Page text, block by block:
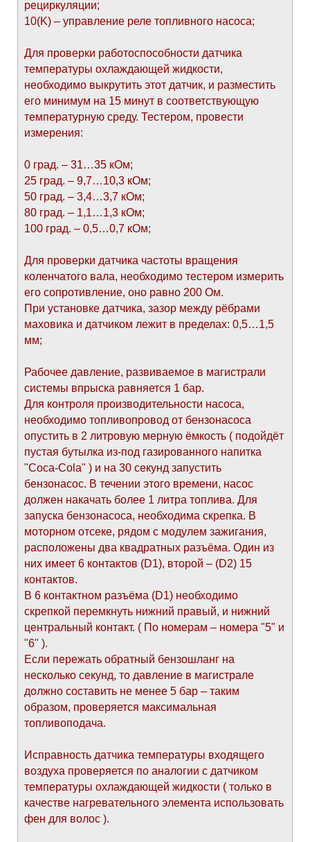
рециркуляции;
10(K) – управление реле топливного насоса;
Для проверки работоспособности датчика
температуры охлаждающей жидкости,
необходимо выкрутить этот датчик, и разместить
его минимум на 15 минут в соответствующую
температурную среду. Тестером, провести
измерения:
0 град. – 31…35 кОм;
25 град. – 9,7…10,3 кОм;
50 град. – 3,4…3,7 кОм;
80 град. – 1,1…1,3 кОм;
100 град. – 0,5…0,7 кОм;
Для проверки датчика частоты вращения
коленчатого вала, необходимо тестером измерить
его сопротивление, оно равно 200 Ом.
При установке датчика, зазор между рёбрами
маховика и датчиком лежит в пределах: 0,5…1,5
мм;
Рабочее давление, развиваемое в магистрали
системы впрыска равняется 1 бар.
Для контроля производительности насоса,
необходимо топливопровод от бензонасоса
опустить в 2 литровую мерную ёмкость ( подойдёт
пустая бутылка из-под газированного напитка
"Coca-Cola" ) и на 30 секунд запустить
бензонасос. В течении этого времени, насос
должен накачать более 1 литра топлива. Для
запуска бензонасоса, необходима скрепка. В
моторном отсеке, рядом с модулем зажигания,
расположены два квадратных разъёма. Один из
них имеет 6 контактов (D1), второй – (D2) 15
контактов.
В 6 контактном разъёма (D1) необходимо
скрепкой перемкнуть нижний правый, и нижний
центральный контакт. ( По номерам – номера "5" и
"6" ).
Если пережать обратный бензошланг на
несколько секунд, то давление в магистрале
должно составить не менее 5 бар – таким
образом, проверяется максимальная
топливоподача.
Исправность датчика температуры входящего
воздуха проверяется по аналогии с датчиком
температуры охлаждающей жидкости ( только в
качестве нагревательного элемента использовать
фен для волос ).